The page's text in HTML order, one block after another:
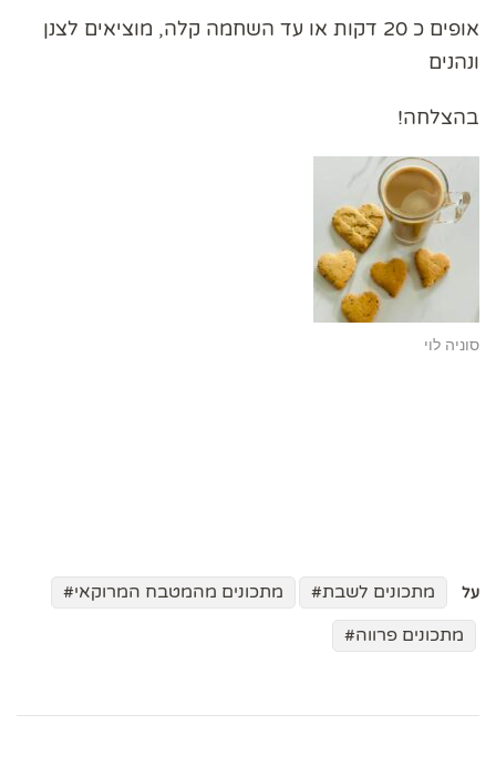
אופים כ 20 דקות או עד השחמה קלה, מוציאים לצנן
ונהנים
בהצלחה!
סוניה לוי
על מתכונים לשבת
מתכונים מהמטבח המרוקאי
מתכונים פרווה